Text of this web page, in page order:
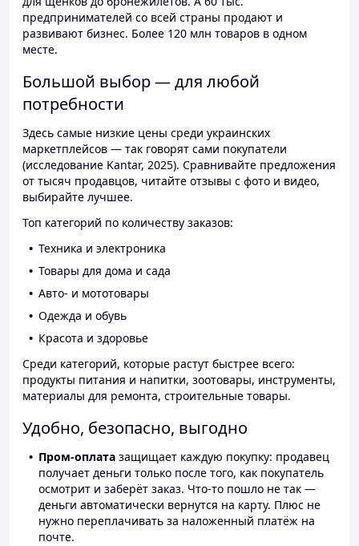
предпринимателей со всей страны продают и
развивают бизнес. Более 120 млн товаров в одном
месте.
Большой выбор — для любой
потребности
Здесь самые низкие цены среди украинских
маркетплейсов — так говорят сами покупатели
(исследование Kantar, 2025). Сравнивайте предложения
от тысяч продавцов, читайте отзывы с фото и видео,
выбирайте лучшее.
Топ категорий по количеству заказов:
Техника и электроника
Товары для дома и сада
Авто- и мототовары
Одежда и обувь
Красота и здоровье
Среди категорий, которые растут быстрее всего:
продукты питания и напитки, зоотовары, инструменты,
материалы для ремонта, строительные товары.
Удобно, безопасно, выгодно
Пром-оплата защищает каждую покупку: продавец
получает деньги только после того, как покупатель
осмотрит и заберёт заказ. Что-то пошло не так —
деньги автоматически вернутся на карту. Плюс не
нужно переплачивать за наложенный платёж на
почте.